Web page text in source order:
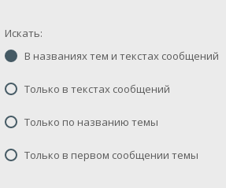
Искать:
В названиях тем и текстах сообщений
Только в текстах сообщений
Только по названию темы
Только в первом сообщении темы